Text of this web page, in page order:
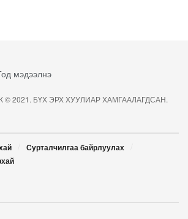
© 2021. БҮХ ЭРХ ХУУЛИАР ХАМГААЛАГДСАН.
Сурталчилгаа байрлуулах